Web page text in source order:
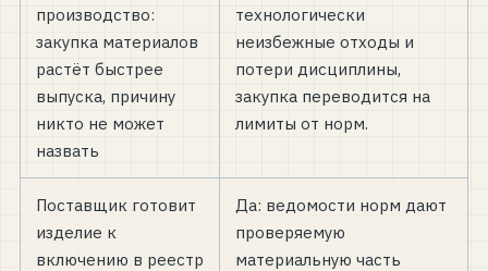
производство:
закупка материалов
растёт быстрее
выпуска, причину
никто не может
назвать
технологически
неизбежные отходы и
потери дисциплины,
закупка переводится на
лимиты от норм.
Поставщик готовит
изделие к
включению в реестр
Да: ведомости норм дают
проверяемую
материальную часть